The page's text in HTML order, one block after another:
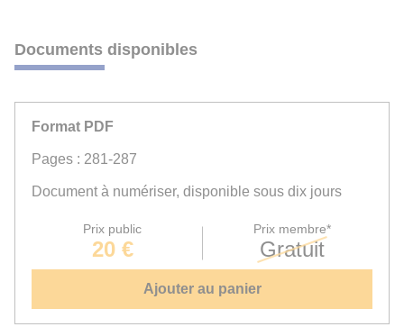
Documents disponibles
Format PDF
Pages : 281-287
Document à numériser, disponible sous dix jours
Prix public
20 €
Prix membre*
Gratuit
Ajouter au panier